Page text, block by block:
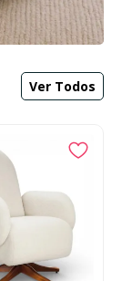
Ver Todos